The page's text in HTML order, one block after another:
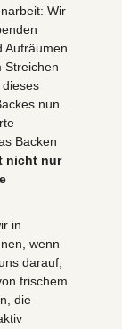
Wir
Aufräumen
Streichen
nun
Backen
nicht nur
in
wenn
darauf,
frischem
die